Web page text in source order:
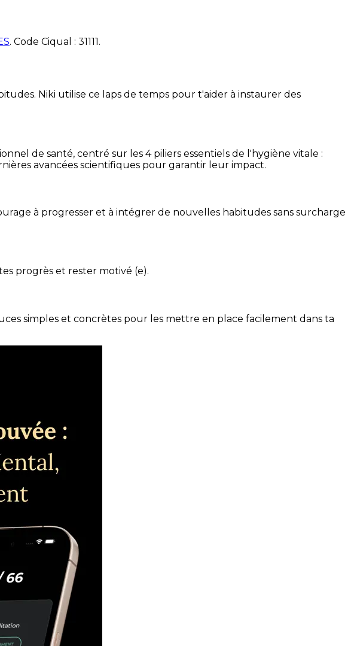
. Code Ciqual : 31111 .
Niki utilise ce laps de temps pour t'aider à instaurer des
de santé, centré sur les 4 piliers essentiels de l'hygiène vitale :
avancées scientifiques pour garantir leur impact.
à progresser et à intégrer de nouvelles habitudes sans surcharge
progrès et rester motivé (e).
simples et concrètes pour les mettre en place facilement dans ta